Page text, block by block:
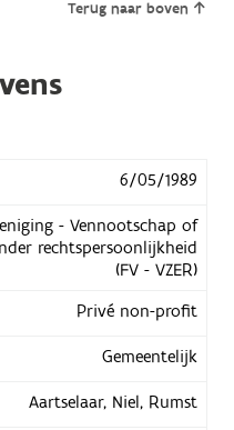
Terug naar boven
6/05/1989
- Vennootschap of
rechtspersoonlijkheid
(FV - VZER)
Privé non-profit
Gemeentelijk
Aartselaar, Niel, Rumst